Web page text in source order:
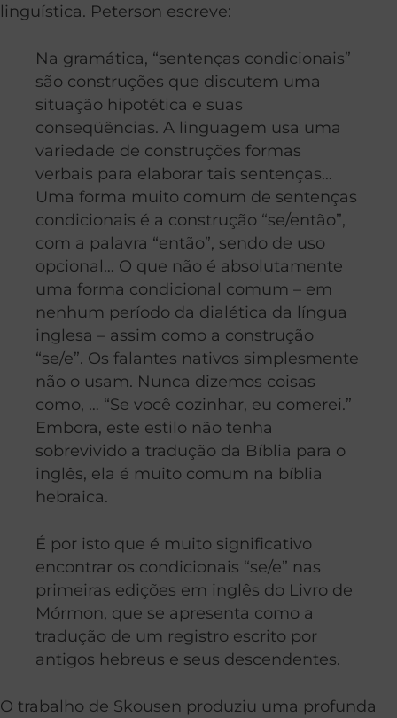
linguística. Peterson escreve:
Na gramática, “sentenças condicionais”
são construções que discutem uma
situação hipotética e suas
conseqüências. A linguagem usa uma
variedade de construções formas
verbais para elaborar tais sentenças…
Uma forma muito comum de sentenças
condicionais é a construção “se/então”,
com a palavra “então”, sendo de uso
opcional… O que não é absolutamente
uma forma condicional comum – em
nenhum período da dialética da língua
inglesa – assim como a construção
“se/e”. Os falantes nativos simplesmente
não o usam. Nunca dizemos coisas
como, … “Se você cozinhar, eu comerei.”
Embora, este estilo não tenha
sobrevivido a tradução da Bíblia para o
inglês, ela é muito comum na bíblia
hebraica.
É por isto que é muito significativo
encontrar os condicionais “se/e” nas
primeiras edições em inglês do Livro de
Mórmon, que se apresenta como a
tradução de um registro escrito por
antigos hebreus e seus descendentes.
O trabalho de Skousen produziu uma profunda